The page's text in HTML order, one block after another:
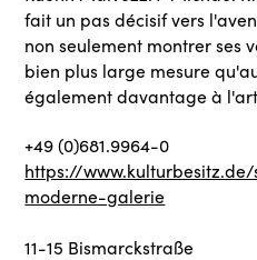
fait un pas décisif vers
non seulement montrer ses
bien plus large mesure
également davantage à
+49 (0)681.9964-0
https://
moderne-galerie
11-15 Bismarckstraße